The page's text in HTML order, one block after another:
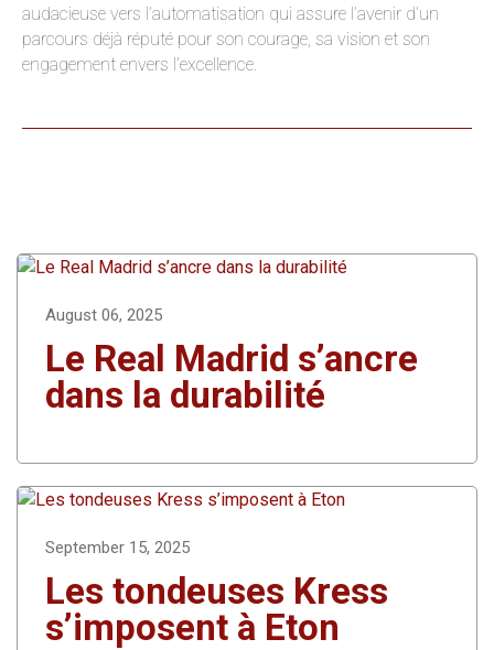
audacieuse vers l’automatisation qui assure l’avenir d’un
parcours déjà réputé pour son courage, sa vision et son
engagement envers l’excellence.
August 06, 2025
Le Real Madrid s’ancre
dans la durabilité
September 15, 2025
Les tondeuses Kress
s’imposent à Eton